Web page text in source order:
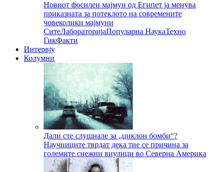
Новиот фосилен мајмун од Египет ја менува
приказната за потеклото на современите
човеколики мајмуни
СитеЛабораторијаПопуларна НаукаТехно
ГикФакти
Интервју
Колумни
Дали сте слушнале за „циклон бомби“?
Научниците тврдат дека тие се причина за
големите снежни виулици во Северна Америка